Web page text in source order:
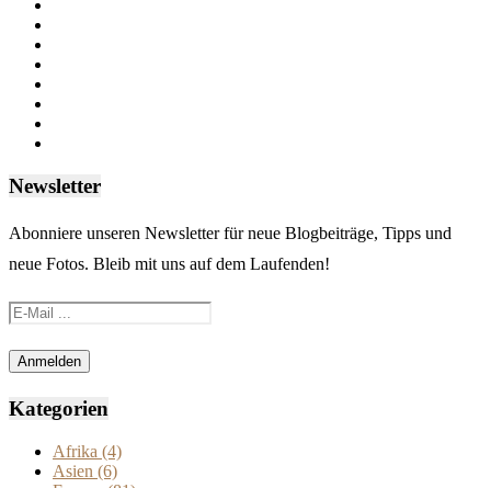
Newsletter
Abonniere unseren Newsletter für neue Blogbeiträge, Tipps und
neue Fotos. Bleib mit uns auf dem Laufenden!
Kategorien
Afrika (4)
Asien (6)